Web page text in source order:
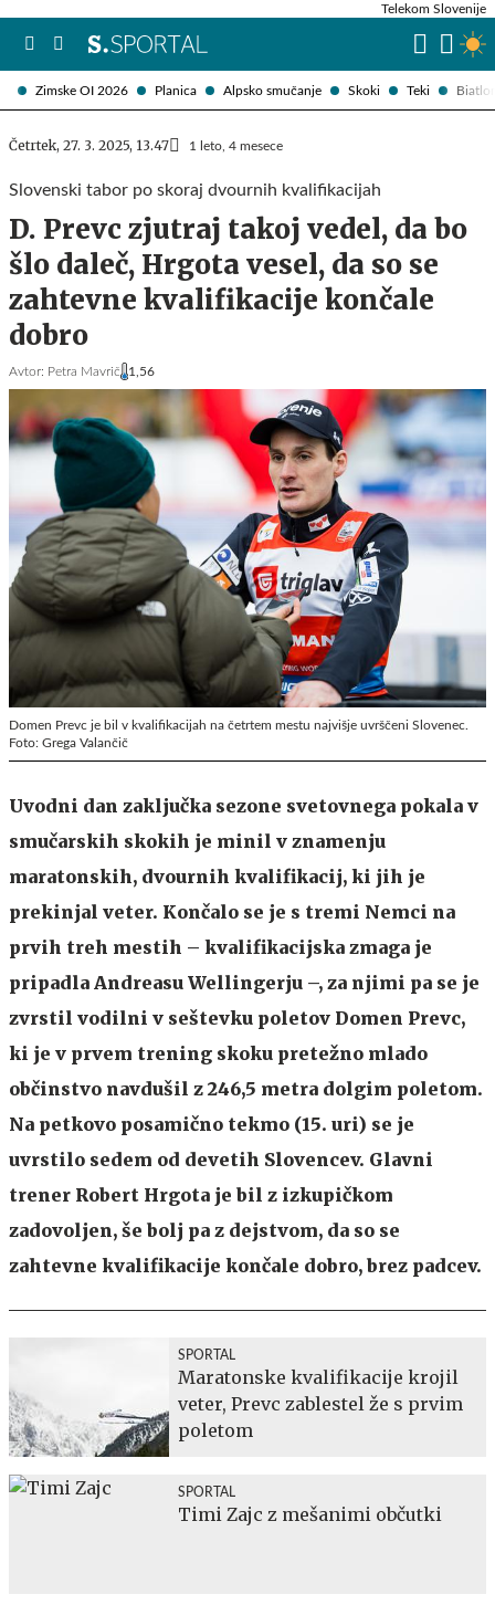
Zimske OI 2026 Planica Alpsko smučanje Skoki Teki
Telekom Slovenije
Četrtek, 27. 3. 2025, 13.47 1 leto, 4 mesece
Slovenski tabor po skoraj dvournih kvalifikacijah
D. Prevc zjutraj takoj vedel, da bo
šlo daleč, Hrgota vesel, da so se
zahtevne kvalifikacije končale
dobro
Avtor: Petra Mavrič 1,56
Domen Prevc je bil v kvalifikacijah na četrtem mestu najvišje uvrščeni Slovenec.
Foto: Grega Valančič
Uvodni dan zaključka sezone svetovnega pokala v
smučarskih skokih je minil v znamenju
maratonskih, dvournih kvalifikacij, ki jih je
prekinjal veter. Končalo se je s tremi Nemci na
prvih treh mestih – kvalifikacijska zmaga je
pripadla Andreasu Wellingerju –, za njimi pa se je
zvrstil vodilni v seštevku poletov Domen Prevc,
ki je v prvem trening skoku pretežno mlado
občinstvo navdušil z 246,5 metra dolgim poletom.
Na petkovo posamično tekmo (15. uri) se je
uvrstilo sedem od devetih Slovencev. Glavni
trener Robert Hrgota je bil z izkupičkom
zadovoljen, še bolj pa z dejstvom, da so se
zahtevne kvalifikacije končale dobro, brez padcev.
SPORTAL
Maratonske kvalifikacije krojil
veter, Prevc zablestel že s prvim
poletom
SPORTAL
Timi Zajc z mešanimi občutki